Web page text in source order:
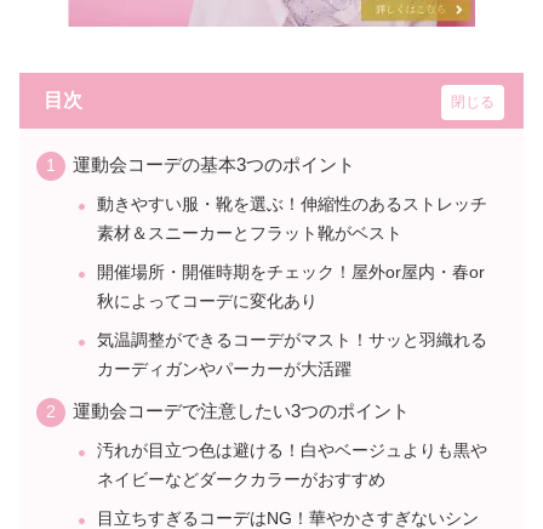
目次
運動会コーデの基本3つのポイント
動きやすい服・靴を選ぶ！伸縮性のあるストレッチ
素材＆スニーカーとフラット靴がベスト
開催場所・開催時期をチェック！屋外or屋内・春or
秋によってコーデに変化あり
気温調整ができるコーデがマスト！サッと羽織れる
カーディガンやパーカーが大活躍
運動会コーデで注意したい3つのポイント
汚れが目立つ色は避ける！白やベージュよりも黒や
ネイビーなどダークカラーがおすすめ
目立ちすぎるコーデはNG！華やかさすぎないシン